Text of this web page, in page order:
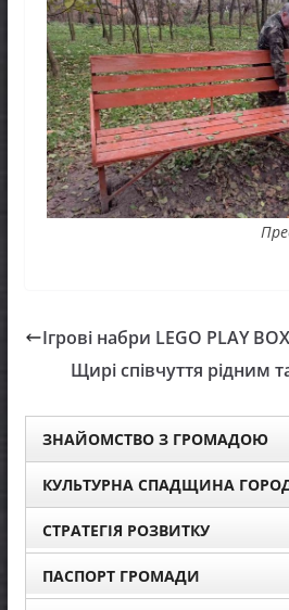
Ігрові набри LEGO PLAY
Щирі співчуття рідним
ЗНАЙОМСТВО З ГРОМАДОЮ
КУЛЬТУРНА СПАДЩИНА
СТРАТЕГІЯ РОЗВИТКУ
ПАСПОРТ ГРОМАДИ